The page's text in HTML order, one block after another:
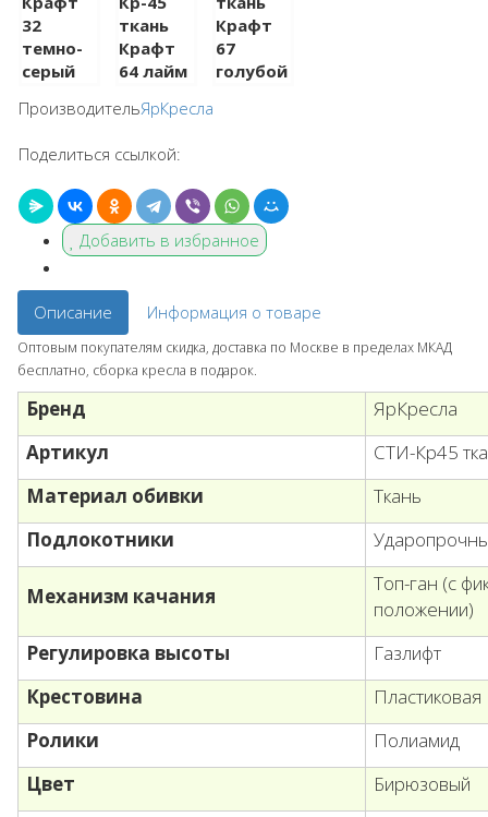
ПроизводительЯрКресла
Поделиться ссылкой:
Добавить в избранное
Описание Информация о товаре
Оптовым покупателям скидка, доставка по Москве в пределах МКАД
бесплатно, сборка кресла в подарок.
Бренд
ЯрКресла
Артикул
СТИ-Кр45
Материал обивки
Ткань
Подлокотники
Механизм качания
Топ-ган (с
положении)
Регулировка высоты
Газлифт
Крестовина
Пластиковая
Ролики
Полиамид
Цвет
Бирюзовый